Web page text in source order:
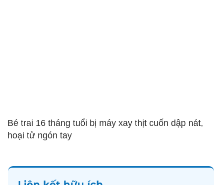
Bé trai 16 tháng tuổi bị máy xay thịt cuốn dập nát,
hoại tử ngón tay